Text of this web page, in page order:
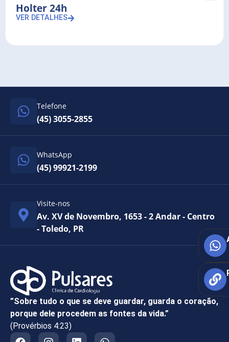
Holter 24h
VER DETALHES
Telefone
(45) 3055-2855
WhatsApp
(45) 99921-2199
Visite-nos
Av. XV de Novembro, 1653 - 2 Andar - Centro
- Toledo, PR
”Sobre tudo o que se deve guardar, guarda o coração,
porque dele procedem as fontes da vida.”
(Provérbios 4:23)